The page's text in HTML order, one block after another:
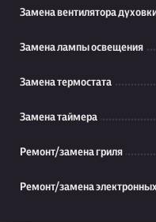
Замена вентилятора
Замена лампы освещения
Замена термостата
Замена таймера
Ремонт/замена гриля
Ремонт/замена